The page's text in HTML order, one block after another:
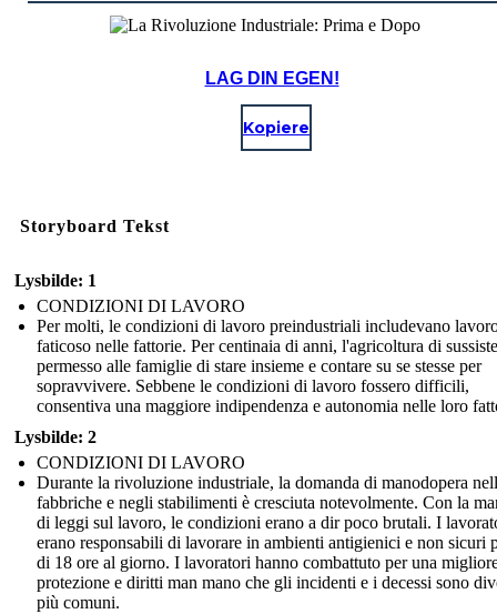
LAG DIN EGEN!
Kopiere
Storyboard Tekst
Lysbilde: 1
CONDIZIONI DI LAVORO
Per molti, le condizioni di lavoro preindustriali includevano
faticoso nelle fattorie. Per centinaia di anni, l'agricoltura di
permesso alle famiglie di stare insieme e contare su se stesse per
sopravvivere. Sebbene le condizioni di lavoro fossero difficili,
consentiva una maggiore indipendenza e autonomia nelle loro
Lysbilde: 2
CONDIZIONI DI LAVORO
Durante la rivoluzione industriale, la domanda di manodopera
fabbriche e negli stabilimenti è cresciuta notevolmente. Con la
di leggi sul lavoro, le condizioni erano a dir poco brutali. I
erano responsabili di lavorare in ambienti antigienici e non sicuri
di 18 ore al giorno. I lavoratori hanno combattuto per una
protezione e diritti man mano che gli incidenti e i decessi sono
più comuni.